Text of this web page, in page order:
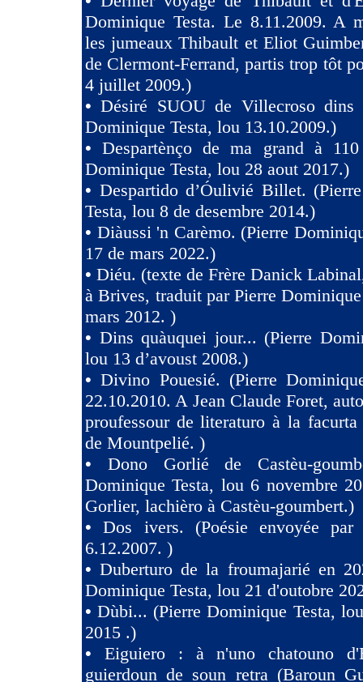
Dominique Testa. Le 8.11.2009. A
les jumeaux Thibault et Eliot
de Clermont-Ferrand, partis trop tôt
4 juillet 2009.)
•Désiré SUOU de Villecroso dins
Dominique Testa, lou 13.10.2009.)
•Despartènço de ma grand à
Dominique Testa, lou 28 aout 2017.)
• Despartido d’Óulivié Billet.
Testa, lou 8 de desembre 2014.)
• Diàussi 'n Carèmo. (Pierre
17 de mars 2022.)
• Diéu. (texte de Frère Danick
à Brives, traduit par Pierre
mars 2012. )
• Dins quàuquei jour... (Pierre
lou 13 d’avoust 2008.)
•Divino Pouesié. (Pierre
22.10.2010. A Jean Claude Foret,
proufessour de literaturo à la
de Mountpelié. )
• Dono Gorlié de Castèu-
Dominique Testa, lou 6 novembre
Gorlier, lachièro à Castèu-goumbert.)
•Dos ivers. (Poésie envoyée
6.12.2007. )
•Duberturo de la froumajarié en
Dominique Testa, lou 21 d'outobre
•Dùbi... (Pierre Dominique Testa,
2015 .)
• Eiguiero : à n'uno chatouno
guierdoun de soun retra (Baroun